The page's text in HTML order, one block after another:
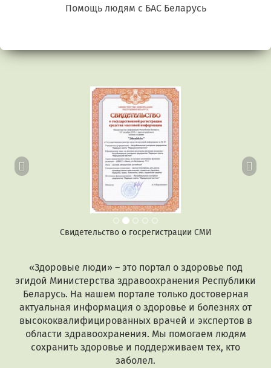
Беларусь. Gluten free
Свидетельство о госрегистрации СМИ
Предыдущий
«Здоровые люди» – это портал о здоровье под
эгидой Министерства здравоохранения Республики
Беларусь. На нашем портале только достоверная
актуальная информация о здоровье и болезнях от
высококвалифицированных врачей и экспертов в
области здравоохранения. Мы помогаем людям
сохранить здоровье и поддерживаем тех, кто
заболел.